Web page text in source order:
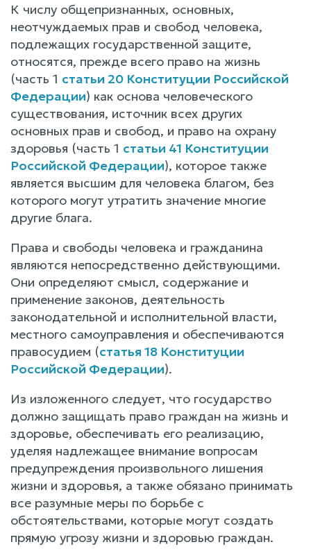
К числу общепризнанных, основных,
неотчуждаемых прав и свобод человека,
подлежащих государственной защите,
относятся, прежде всего право на жизнь
(часть 1 статьи 20 Конституции Российской
Федерации) как основа человеческого
существования, источник всех других
основных прав и свобод, и право на охрану
здоровья (часть 1 статьи 41 Конституции
Российской Федерации), которое также
является высшим для человека благом, без
которого могут утратить значение многие
другие блага.
Права и свободы человека и гражданина
являются непосредственно действующими.
Они определяют смысл, содержание и
применение законов, деятельность
законодательной и исполнительной власти,
местного самоуправления и обеспечиваются
правосудием (статья 18 Конституции
Российской Федерации).
Из изложенного следует, что государство
должно защищать право граждан на жизнь и
здоровье, обеспечивать его реализацию,
уделяя надлежащее внимание вопросам
предупреждения произвольного лишения
жизни и здоровья, а также обязано принимать
все разумные меры по борьбе с
обстоятельствами, которые могут создать
прямую угрозу жизни и здоровью граждан.